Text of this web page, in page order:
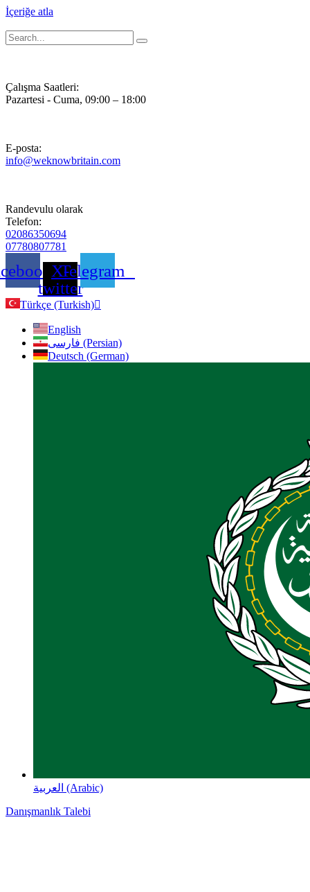
İçeriğe atla
Çalışma Saatleri:
Pazartesi - Cuma, 09:00 – 18:00
E-posta:
info@weknowbritain.com
Randevulu olarak
Telefon:
02086350694
07780807781
X-
twitter
Telegram
Türkçe (Turkish)
English
فارسی (Persian)
Deutsch (German)
العربية (Arabic)
Danışmanlık Talebi